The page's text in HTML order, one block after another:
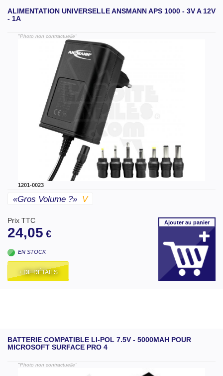
ALIMENTATION UNIVERSELLE ANSMANN APS 1000 - 3V A 12V
- 1A
"Photo non contractuelle"
1201-0023
«gros Volume ?» V
Prix TTC
24,05 €
EN STOCK
+ DE DÉTAILS
Ajouterau panier
BATTERIE COMPATIBLE LI-POL 7.5V - 5000MAH POUR
MICROSOFT SURFACE PRO 4
"Photo non contractuelle"